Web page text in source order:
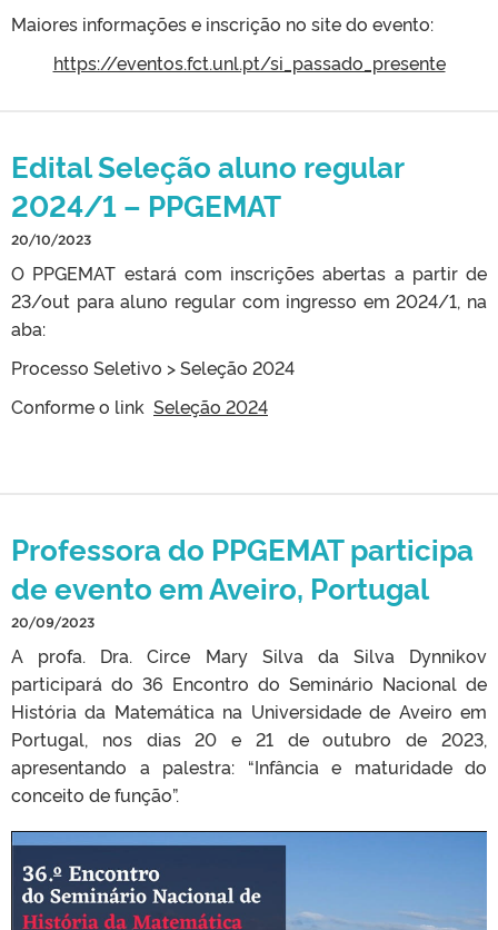
Maiores informações e inscrição no site do evento:
https://eventos.fct.unl.pt/si_passado_presente
Edital Seleção aluno regular
2024/1 – PPGEMAT
20/10/2023
O PPGEMAT estará com inscrições abertas a partir de
23/out para aluno regular com ingresso em 2024/1, na
aba:
Processo Seletivo > Seleção 2024
Conforme o link Seleção 2024
Professora do PPGEMAT participa
de evento em Aveiro, Portugal
20/09/2023
A profa. Dra. Circe Mary Silva da Silva Dynnikov
participará do 36 Encontro do Seminário Nacional de
História da Matemática na Universidade de Aveiro em
Portugal, nos dias 20 e 21 de outubro de 2023,
apresentando a palestra: “Infância e maturidade do
conceito de função”.